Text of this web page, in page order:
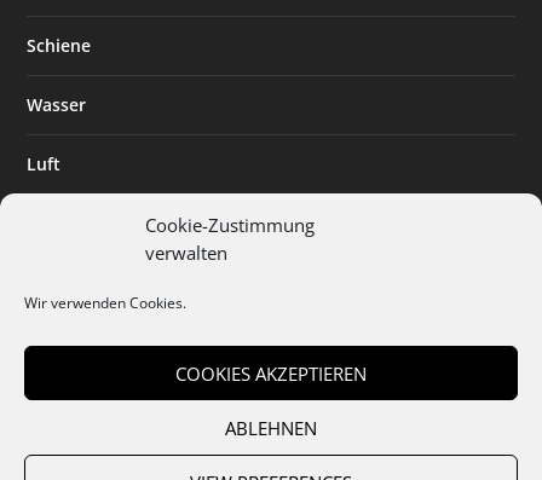
Cookie-Zustimmung
verwalten
Wir verwenden Cookies.
COOKIES AKZEPTIEREN
ABLEHNEN
Schiene
Wasser
Luft
Digitalisierung
Mediadaten Cookies Datenschutz